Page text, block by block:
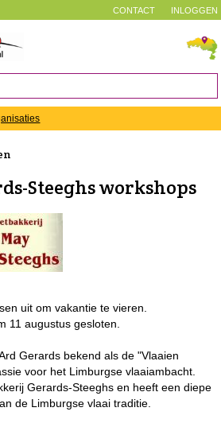
INLOGGEN
CONTACT
Steeghs workshops
uit om vakantie te vieren.
11 augustus gesloten.
Gerards bekend als de "Vlaaien
voor het Limburgse vlaaiambacht.
Gerards-Steeghs en heeft een diepe
de Limburgse vlaai traditie.